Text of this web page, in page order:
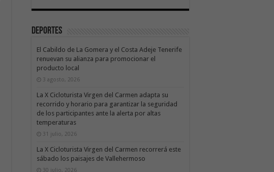
Deportes
El Cabildo de La Gomera y el Costa Adeje Tenerife
renuevan su alianza para promocionar el
producto local
3 agosto, 2026
La X Cicloturista Virgen del Carmen adapta su
recorrido y horario para garantizar la seguridad
de los participantes ante la alerta por altas
temperaturas
31 julio, 2026
La X Cicloturista Virgen del Carmen recorrerá este
sábado los paisajes de Vallehermoso
30 julio, 2026